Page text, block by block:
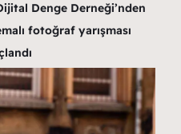
Denge Derneği’nden
fotoğraf yarışması